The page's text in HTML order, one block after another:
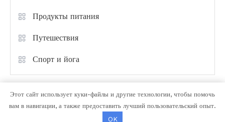
Продукты питания
Путешествия
Спорт и йога
Этот сайт использует куки-файлы и другие технологии, чтобы помочь
вам в навигации, а также предоставить лучший пользовательский опыт.
OK